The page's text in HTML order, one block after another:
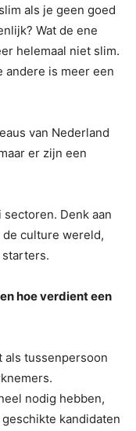
als je geen goed
Wat de ene
helemaal niet slim.
andere is meer een
van Nederland
er zijn een
Denk aan
culture wereld,
starters.
hoe verdient een
als tussenpersoon
nodig hebben,
kandidaten